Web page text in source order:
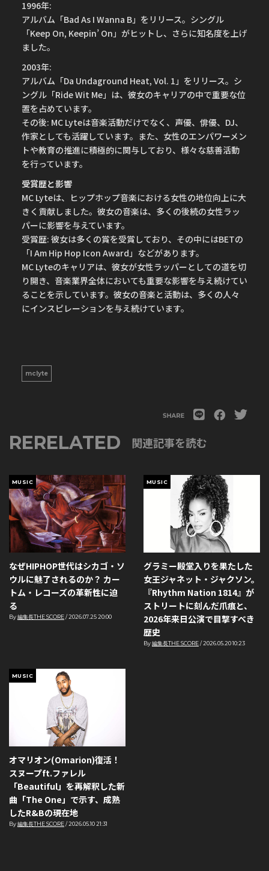
1996年:
アルバム「Bad As I Wanna B」をリリース。シングル
「Keep On, Keepin’ On」がヒットし、さらに知名度を上げ
ました。
2003年:
アルバム「Da Undaground Heat, Vol. 1」をリリース。シ
ングル「Ride Wit Me」は、彼女のキャリアの中で重要な位
置を占めています。
その後: MC Lyteは音楽活動だけでなく、声優、俳優、DJ、
作家としても活躍しています。また、女性のエンパワーメン
トや教育の推進に積極的に関与しており、様々な慈善活動
を行っています。
受賞歴と影響
MC Lyteは、ヒップホップ音楽における女性の地位向上に大
きく貢献しました。彼女の音楽は、多くの後続の女性ラッ
パーに影響を与えています。
受賞歴: 彼女は多くの賞を受賞しており、その中にはBETの
「I Am Hip Hop Icon Award」などがあります。
MC Lyteのキャリアは、彼女が女性ラッパーとしての道を切
り開き、音楽業界全体においても重要な影響を与え続けてい
ることを示しています。彼女の音楽と活動は、多くの人々
にインスピレーションを与え続けています。
mclyte
RERELATED 関連記事を読む
MUSIC
なぜHIPHOP世代はシカゴ・ソ
ウルに魅了されるのか？ カー
トム・レコーズの革新性に迫
る
By編集長THE SCORE/2026.07.25 20:00
MUSIC
グラミー殿堂入りを果たした
女王ジャネット・ジャクソン。
『Rhythm Nation 1814』が
ストリートに刻んだ爪痕と、
2026年来日公演で目撃すべき
歴史
By編集長THE SCORE/2026.05.20 10:23
MUSIC
オマリオン(Omarion)復活！
スヌープft.ファレル
「Beautiful」を再解釈した新
曲「The One」で示す、成熟
したR&Bの現在地
By編集長THE SCORE/2026.05.10 21:31